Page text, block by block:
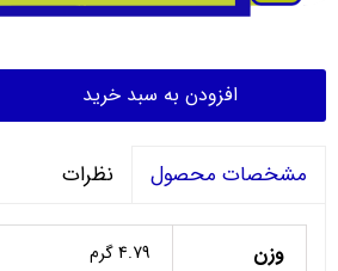
افزودن به سبد خرید
مشخصات محصول نظرات
وزن 4.79 گرم